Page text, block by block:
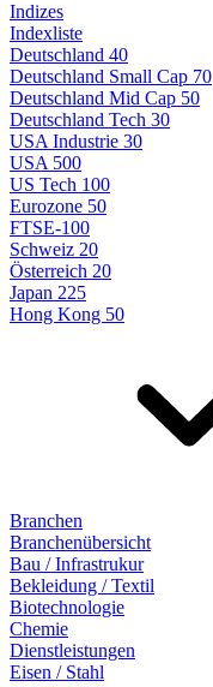
Indizes
Indexliste
Deutschland 40
Deutschland Small Cap 70
Deutschland Mid Cap 50
Deutschland Tech 30
USA Industrie 30
USA 500
US Tech 100
Eurozone 50
FTSE-100
Schweiz 20
Österreich 20
Japan 225
Hong Kong 50
Branchen
Branchenübersicht
Bau / Infrastrukur
Bekleidung / Textil
Biotechnologie
Chemie
Dienstleistungen
Eisen / Stahl